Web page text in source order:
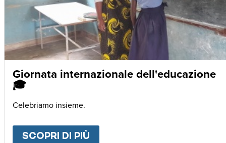
Giornata internazionale dell'educazione
🎓
Celebriamo insieme.
SCOPRI DI PIÙ